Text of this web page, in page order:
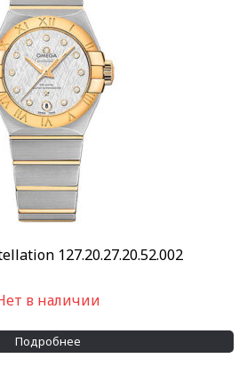
127.20.27.20.52.002
в наличии
Подробнее